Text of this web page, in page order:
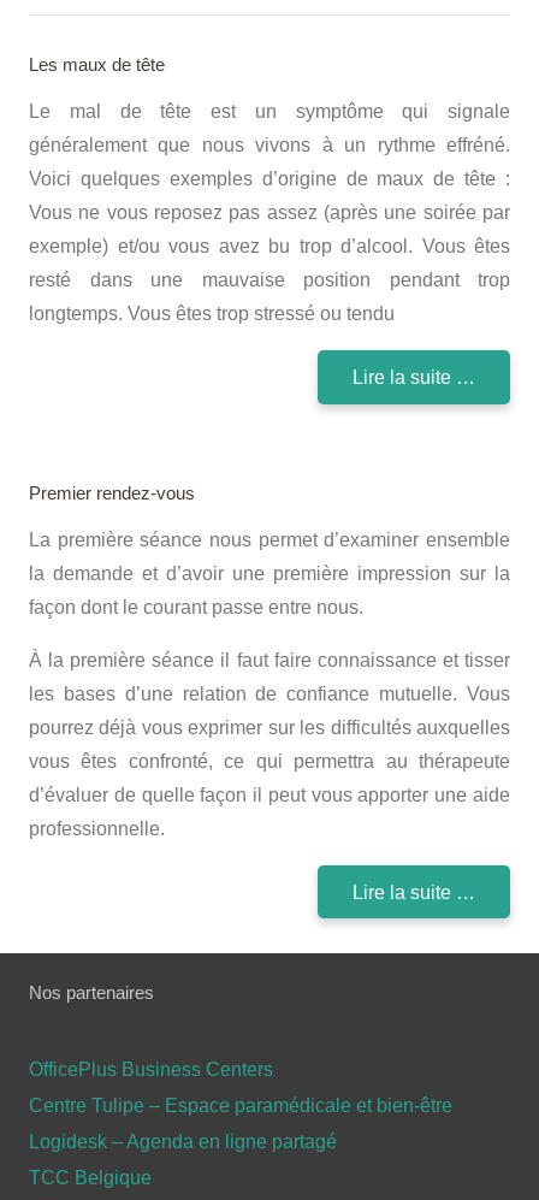
Les maux de tête
Le mal de tête est un symptôme qui signale
généralement que nous vivons à un rythme effréné.
Voici quelques exemples d’origine de maux de tête :
Vous ne vous reposez pas assez (après une soirée par
exemple) et/ou vous avez bu trop d’alcool. Vous êtes
resté dans une mauvaise position pendant trop
longtemps. Vous êtes trop stressé ou tendu
Lire la suite …
Premier rendez-vous
La première séance nous permet d’examiner ensemble
la demande et d’avoir une première impression sur la
façon dont le courant passe entre nous.
À la première séance il faut faire connaissance et tisser
les bases d’une relation de confiance mutuelle. Vous
pourrez déjà vous exprimer sur les difficultés auxquelles
vous êtes confronté, ce qui permettra au thérapeute
d’évaluer de quelle façon il peut vous apporter une aide
professionnelle.
Lire la suite …
Nos partenaires
OfficePlus Business Centers
Centre Tulipe – Espace paramédicale et bien-être
Logidesk – Agenda en ligne partagé
TCC Belgique